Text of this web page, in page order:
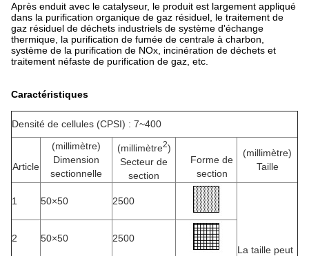
Après enduit avec le catalyseur, le produit est largement appliqué
dans la purification organique de gaz résiduel, le traitement de
gaz résiduel de déchets industriels de système d'échange
thermique, la purification de fumée de centrale à charbon,
système de la purification de NOx, incinération de déchets et
traitement néfaste de purification de gaz, etc.
Caractéristiques
Densité de cellules (CPSI) : 7~400
Article
(millimètre)
Dimension
sectionnelle
(millimètre2)
Secteur de
section
Forme de
section
(millimètre)
Taille
1 50×50 2500
La taille peut
2 50×50 2500